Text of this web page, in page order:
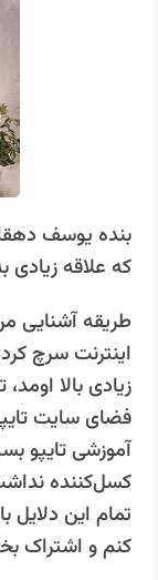
که علاقه زیادی
طریقه آشنایی
اینترنت سرچ
زیادی بالا
فضای سایت
آموزشی تایپو
کسل‌کننده
تمام این
کنم و اشتراک